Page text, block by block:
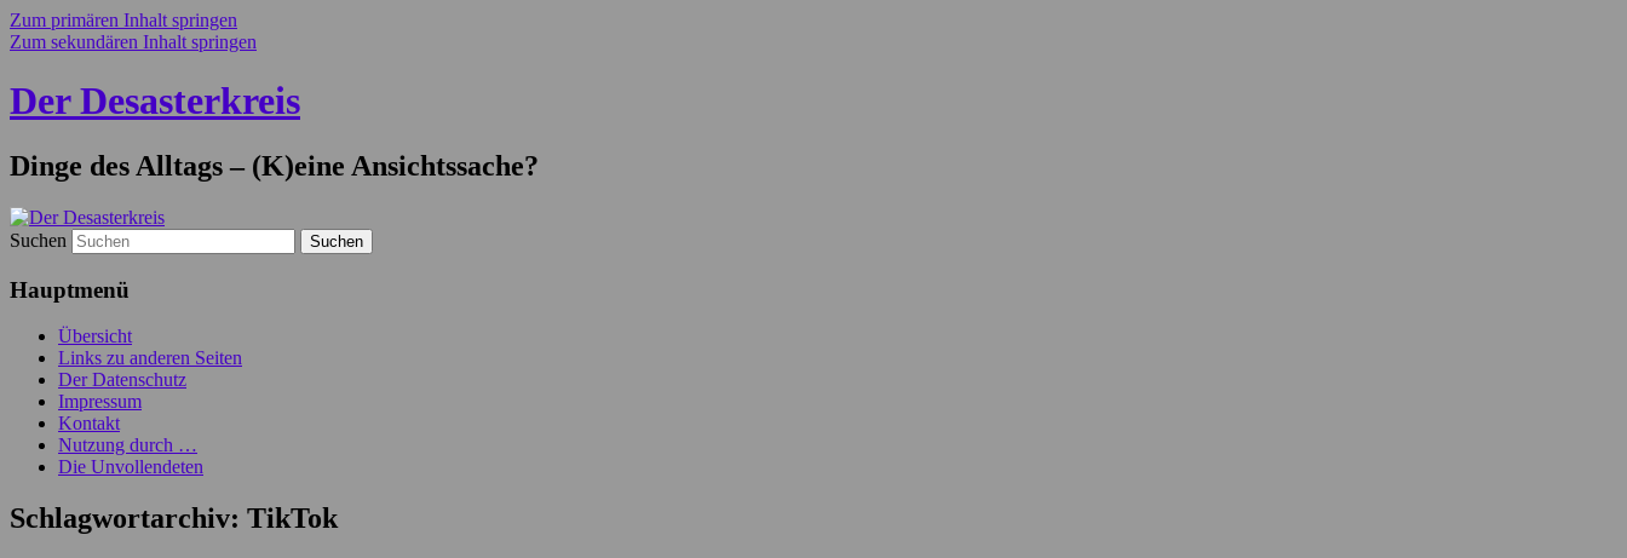
Zum primären Inhalt springen
Zum sekundären Inhalt springen
Der Desasterkreis
Dinge des Alltags – (K)eine Ansichtssache?
Suchen
Hauptmenü
Übersicht
Links zu anderen Seiten
Der Datenschutz
Impressum
Kontakt
Nutzung durch …
Die Unvollendeten
Schlagwortarchiv: TikTok